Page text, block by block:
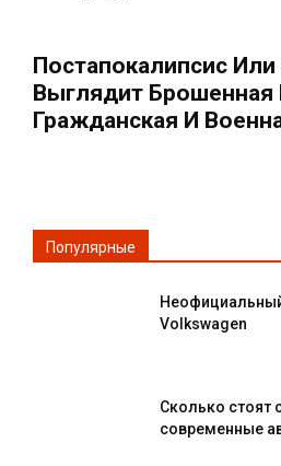
Постапокалипсис
Выглядит
Гражданская И
Популярные
Volkswagen
Сколько стоят
современные